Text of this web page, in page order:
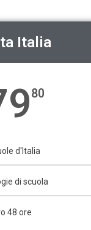
Italia
80
d'Italia
di scuola
48 ore